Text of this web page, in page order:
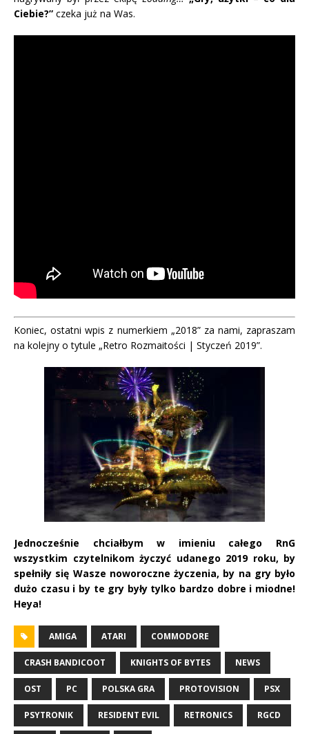
Ciebie?” czeka już na Was.
Koniec, ostatni wpis z numerkiem „2018” za nami, zapraszam
na kolejny o tytule „Retro Rozmaitości | Styczeń 2019”.
Jednocześnie chciałbym w imieniu całego RnG
wszystkim czytelnikom życzyć udanego 2019 roku, by
spełniły się Wasze noworoczne życzenia, by na gry było
dużo czasu i by te gry były tylko bardzo dobre i miodne!
Heya!
AMIGA ATARI COMMODORE
CRASH BANDICOOT KNIGHTS OF BYTES NEWS
OST PC POLSKA GRA PROTOVISION PSX
PSYTRONIK RESIDENT EVIL RETRONICS RGCD